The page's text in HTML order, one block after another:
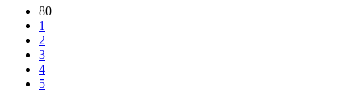
80
1
2
3
4
5